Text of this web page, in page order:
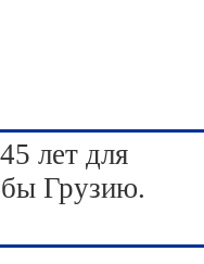
лет для
Грузию.